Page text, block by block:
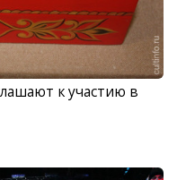
к участию в